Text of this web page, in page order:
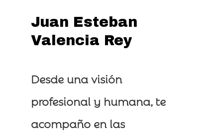
Juan Esteban
Valencia Rey
Desde una visión
profesional y humana, te
acompaño en las